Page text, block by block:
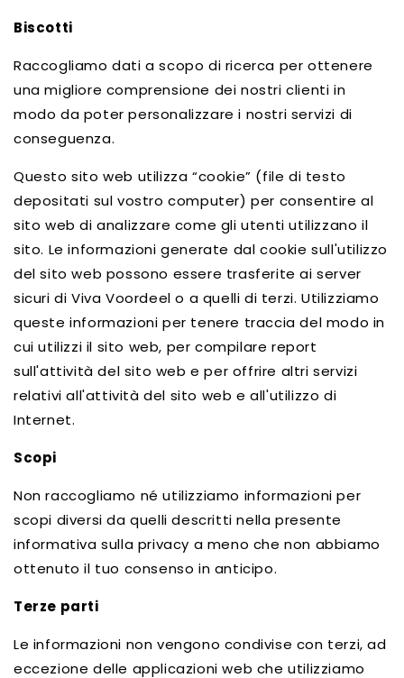
Biscotti
Raccogliamo dati a scopo di ricerca per ottenere
una migliore comprensione dei nostri clienti in
modo da poter personalizzare i nostri servizi di
conseguenza.
Questo sito web utilizza “cookie” (file di testo
depositati sul vostro computer) per consentire al
sito web di analizzare come gli utenti utilizzano il
sito. Le informazioni generate dal cookie sull'utilizzo
del sito web possono essere trasferite ai server
sicuri di Viva Voordeel o a quelli di terzi. Utilizziamo
queste informazioni per tenere traccia del modo in
cui utilizzi il sito web, per compilare report
sull'attività del sito web e per offrire altri servizi
relativi all'attività del sito web e all'utilizzo di
Internet.
Scopi
Non raccogliamo né utilizziamo informazioni per
scopi diversi da quelli descritti nella presente
informativa sulla privacy a meno che non abbiamo
ottenuto il tuo consenso in anticipo.
Terze parti
Le informazioni non vengono condivise con terzi, ad
eccezione delle applicazioni web che utilizziamo